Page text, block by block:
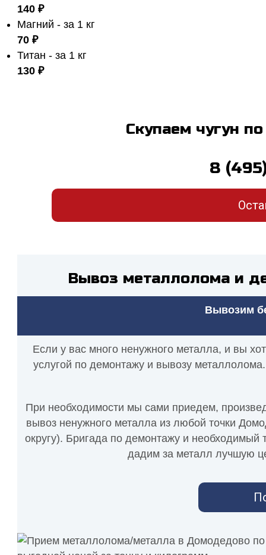
140 ₽
Магний - за 1 кг
70 ₽
Титан - за 1 кг
130 ₽
Скупаем чугун
8
Вывоз металлолома и
Вывозим
Если у вас много ненужного металла, и вы
услугой по демонтажу и вывозу
При необходимости мы сами приедем,
вывоз ненужного металла из любой точки
округу). Бригада по демонтажу и необходимый
дадим за металл лучшую